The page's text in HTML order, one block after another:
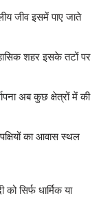
जीव इसमें पाए जाते
शहर इसके तटों पर
अब कुछ क्षेत्रों में की
का आवास स्थल
सिर्फ धार्मिक या